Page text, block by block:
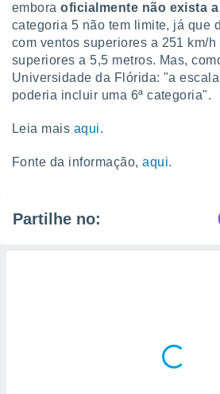
emboraoficialmente não exista
categoria 5 não tem limite, já que
com ventos superiores a 251 km/h
superiores a 5,5 metros. Mas,
Universidade da Flórida: "a
poderia incluir uma 6ª categoria".
Leia mais aqui.
Fonte da informação,aqui.
Partilhe no: